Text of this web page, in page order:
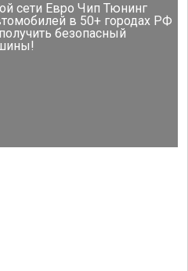
сети Евро Чип Тюнинг
в 50+ городах РФ
безопасный